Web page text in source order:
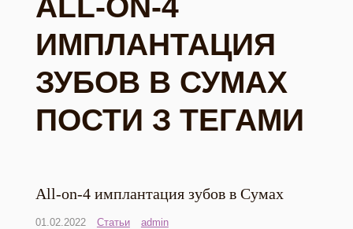
ИМПЛАНТАЦИЯ
ЗУБОВ В СУМАХ
ПОСТИ З ТЕГАМИ
All-on-4 имплантация зубов в Сумах
01.02.2022 Статьи admin